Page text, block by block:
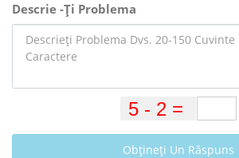
Descrie -Ți Problema
Obțineți Un Răspuns